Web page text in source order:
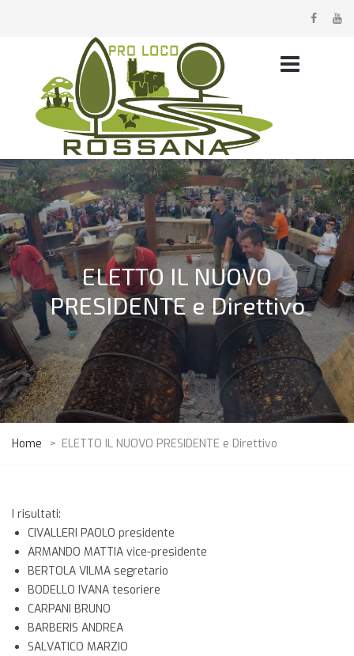
ELETTO IL NUOVO
PRESIDENTE e Direttivo
Home > ELETTO IL NUOVO PRESIDENTE e Direttivo
I risultati:
CIVALLERI PAOLO presidente
ARMANDO MATTIA vice-presidente
BERTOLA VILMA segretario
BODELLO IVANA tesoriere
CARPANI BRUNO
BARBERIS ANDREA
SALVATICO MARZIO